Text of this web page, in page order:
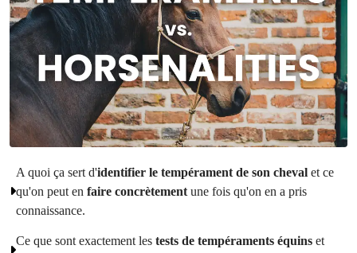
A quoi ça sert d'identifier le tempérament de son cheval et ce
qu'on peut en faire concrètement une fois qu'on en a pris
connaissance.
Ce que sont exactement les tests de tempéraments équins et